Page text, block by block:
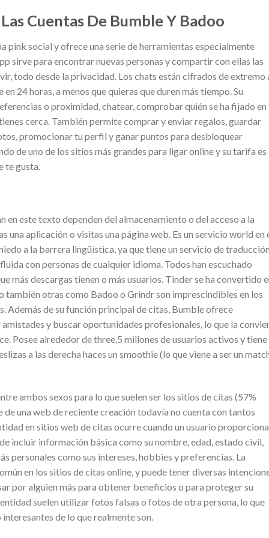
Cuentas De Bumble Y Badoo
pink social y ofrece una serie de herramientas especialmente
sirve para encontrar nuevas personas y compartir con ellas las
todo desde la privacidad. Los chats están cifrados de extremo
24 horas, a menos que quieras que duren más tiempo. Su
o proximidad, chatear, comprobar quién se ha fijado
cerca. También permite comprar y enviar regalos, guardar
promocionar tu perfil y ganar puntos para desbloquear
de uno de los sitios más grandes para ligar online y su tarifa es
te gusta.
en este texto dependen del almacenamiento o del acceso a la
aplicación o visitas una página web. Es un servicio world en
a la barrera lingüística, ya que tiene un servicio de
con personas de cualquier idioma. Todos han escuchado
más descargas tienen o más usuarios. Tinder se ha convertido
también otras como Badoo o Grindr son imprescindibles en los
Además de su función principal de citas, Bumble ofrece
y buscar oportunidades profesionales, lo que la
Posee alrededor de three,5 millones de usuarios activos y tiene
a las derecha haces un smoothie (lo que viene a ser un
ambos sexos para lo que suelen ser los sitios de citas (57%
una web de reciente creación todavía no cuenta con tantos
en sitios web de citas ocurre cuando un usuario proporciona
incluir información básica como su nombre, edad, estado civil,
personales como sus intereses, hobbies y preferencias. La
en los sitios de citas online, y puede tener diversas
por alguien más para obtener beneficios o para proteger su
suelen utilizar fotos falsas o fotos de otra persona, lo que
de lo que realmente son.